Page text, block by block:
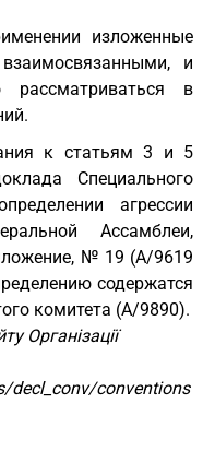
изложенные
и
в
к статьям 3 и 5
Специального
агрессии
Ассамблеи,
№ 19 (A/9619
содержатся
комитета (А/9890).
Організації
decl_conv/conventions